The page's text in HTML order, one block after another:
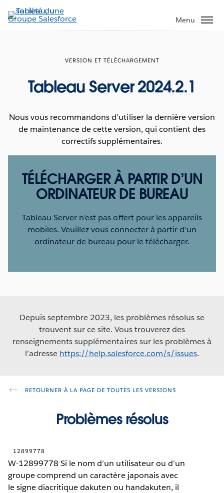
Aller
au
Menu
VERSION ET TÉLÉCHARGEMENT
Tableau Server 2024.2.1
Nous vous recommandons d’utiliser la dernière version
de maintenance de cette version, qui contient des
correctifs supplémentaires.
TÉLÉCHARGER À PARTIR D’UN
ORDINATEUR DE BUREAU
Tableau Server n’est pas offert pour les appareils
mobiles. Veuillez vous connecter à partir d’un
ordinateur de bureau pour le télécharger.
Depuis septembre 2023, les problèmes résolus se
trouvent sur ce site. Vous trouverez des
renseignements supplémentaires sur les problèmes à
l’adresse https://help.salesforce.com/s/issues.
RETOURNER À LA PAGE DE TOUTES LES VERSIONS
Problèmes résolus
12899778
W-12899778 Si le nom d’un utilisateur ou d’un
groupe comprend un caractère japonais avec
le signe diacritique dakuten ou handakuten, il